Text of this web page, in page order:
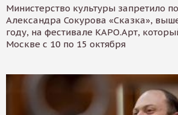
Министерство культуры запретило
Александра Сокурова «Сказка»,
году, на фестивале КАРО.Арт,
Москве с 10 по 15 октября